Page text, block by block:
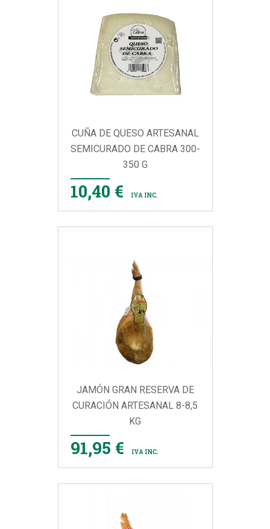
CUÑA DE QUESO ARTESANAL
SEMICURADO DE CABRA 300-
350 G
10,40 € IVA INC.
JAMÓN GRAN RESERVA DE
CURACIÓN ARTESANAL 8-8,5
KG
91,95 € IVA INC.